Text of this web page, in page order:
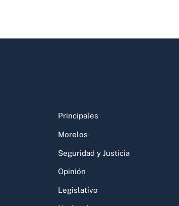
Principales
Morelos
Seguridad y Justicia
Opinión
Legislativo